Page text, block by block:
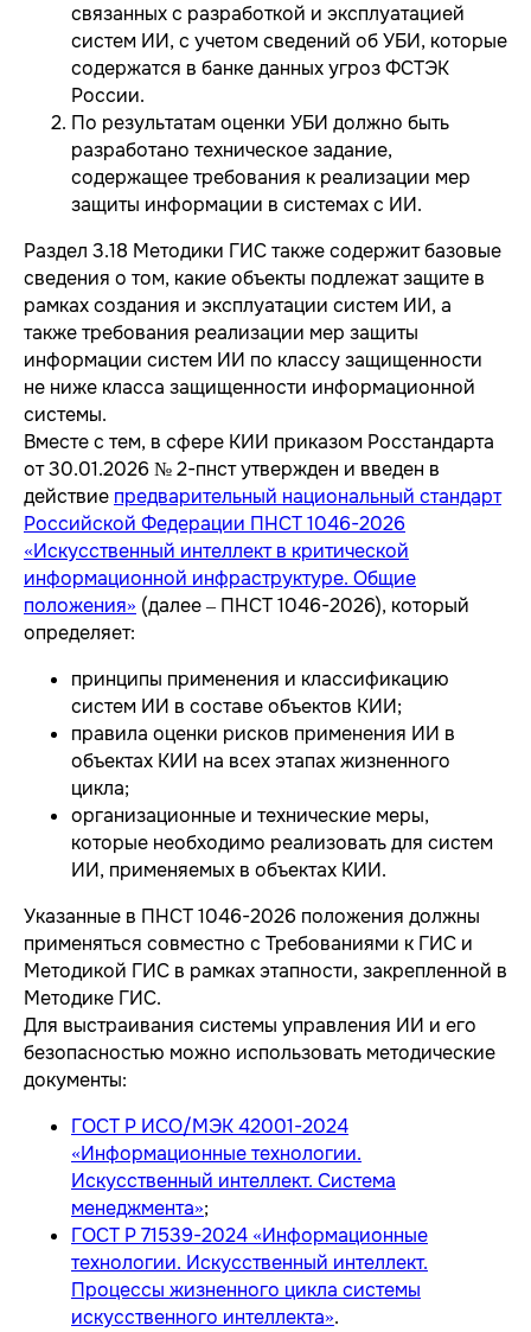
связанных с разработкой и эксплуатацией
систем ИИ, с учетом сведений об УБИ, которые
содержатся в банке данных угроз ФСТЭК
России.
По результатам оценки УБИ должно быть
разработано техническое задание,
содержащее требования к реализации мер
защиты информации в системах с ИИ.
Раздел 3.18 Методики ГИС также содержит базовые
сведения о том, какие объекты подлежат защите в
рамках создания и эксплуатации систем ИИ, а
также требования реализации мер защиты
информации систем ИИ по классу защищенности
не ниже класса защищенности информационной
системы.
Вместе с тем, в сфере КИИ приказом Росстандарта
от 30.01.2026 № 2-пнст утвержден и введен в
действие предварительный национальный стандарт
Российской Федерации ПНСТ 1046-2026
«Искусственный интеллект в критической
информационной инфраструктуре. Общие
положения» (далее – ПНСТ 1046-2026), который
определяет:
принципы применения и классификацию
систем ИИ в составе объектов КИИ;
правила оценки рисков применения ИИ в
объектах КИИ на всех этапах жизненного
цикла;
организационные и технические меры,
которые необходимо реализовать для систем
ИИ, применяемых в объектах КИИ.
Указанные в ПНСТ 1046-2026 положения должны
применяться совместно с Требованиями к ГИС и
Методикой ГИС в рамках этапности, закрепленной в
Методике ГИС.
Для выстраивания системы управления ИИ и его
безопасностью можно использовать методические
документы:
ГОСТ Р ИСО/МЭК 42001-2024
«Информационные технологии.
Искусственный интеллект. Система
менеджмента»;
ГОСТ Р 71539-2024 «Информационные
технологии. Искусственный интеллект.
Процессы жизненного цикла системы
искусственного интеллекта».